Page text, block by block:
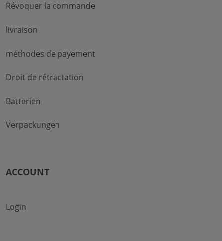
Révoquer la commande
livraison
méthodes de payement
Droit de rétractation
Batterien
Verpackungen
ACCOUNT
Login